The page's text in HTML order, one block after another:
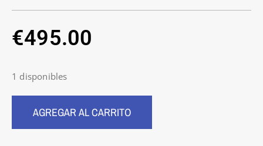
€495.00
1 disponibles
AGREGAR AL CARRITO